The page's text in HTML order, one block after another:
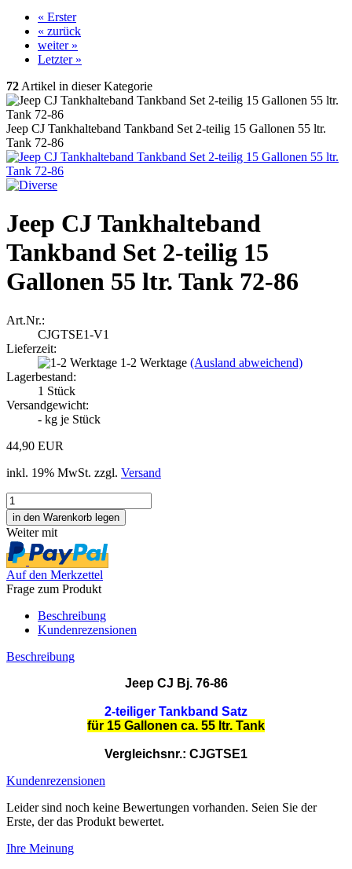
« Erster
« zurück
weiter »
Letzter »
72 Artikel in dieser Kategorie
Jeep CJ Tankhalteband Tankband Set 2-teilig 15 Gallonen 55 ltr.
Tank 72-86
Jeep CJ Tankhalteband
Tankband Set 2-teilig 15
Gallonen 55 ltr. Tank 72-86
Art.Nr.:
CJGTSE1-V1
Lieferzeit:
1-2 Werktage (Ausland abweichend)
Lagerbestand:
1 Stück
Versandgewicht:
- kg je Stück
44,90 EUR
inkl. 19% MwSt. zzgl. Versand
Weiter mit
Auf den Merkzettel
Frage zum Produkt
Beschreibung
Kundenrezensionen
Beschreibung
Jeep CJ Bj. 76-86
2-teiliger Tankband Satz
für 15 Gallonen ca. 55 ltr. Tank
Vergleichsnr.: CJGTSE1
Kundenrezensionen
Leider sind noch keine Bewertungen vorhanden. Seien Sie der
Erste, der das Produkt bewertet.
Ihre Meinung